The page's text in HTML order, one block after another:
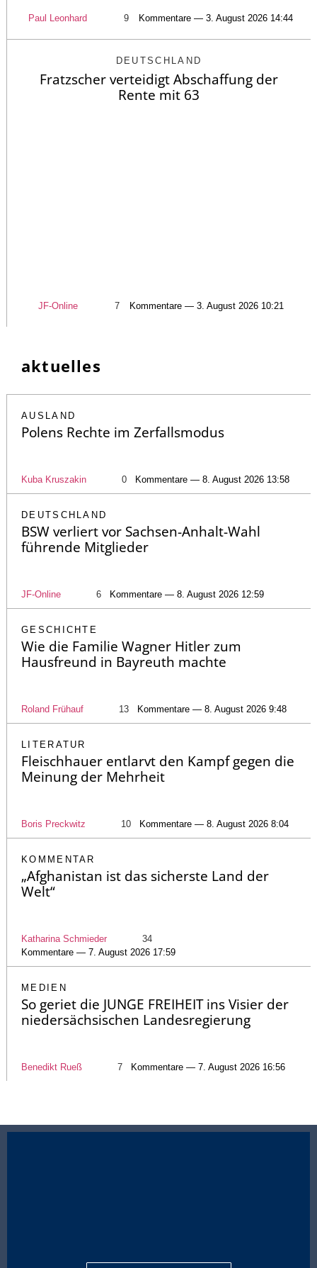
Paul Leonhard 9 Kommentare — 3. August 2026 14:44
DEUTSCHLAND
Fratzscher verteidigt Abschaffung der
Rente mit 63
JF-Online 7 Kommentare — 3. August 2026 10:21
aktuelles
AUSLAND
Polens Rechte im Zerfallsmodus
Kuba Kruszakin 0 Kommentare — 8. August 2026 13:58
DEUTSCHLAND
BSW verliert vor Sachsen-Anhalt-Wahl
führende Mitglieder
JF-Online 6 Kommentare — 8. August 2026 12:59
GESCHICHTE
Wie die Familie Wagner Hitler zum
Hausfreund in Bayreuth machte
Roland Frühauf 13 Kommentare — 8. August 2026 9:48
LITERATUR
Fleischhauer entlarvt den Kampf gegen die
Meinung der Mehrheit
Boris Preckwitz 10 Kommentare — 8. August 2026 8:04
KOMMENTAR
„Afghanistan ist das sicherste Land der
Welt“
Katharina Schmieder
34
Kommentare — 7. August 2026 17:59
MEDIEN
So geriet die JUNGE FREIHEIT ins Visier der
niedersächsischen Landesregierung
Benedikt Rueß 7 Kommentare — 7. August 2026 16:56